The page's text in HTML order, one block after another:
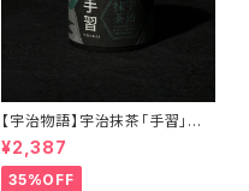
【宇治物語】宇治抹茶「手習」～
おくみどりシングルオリジン＜在
庫一掃セール！＞
¥2,387
35%OFF